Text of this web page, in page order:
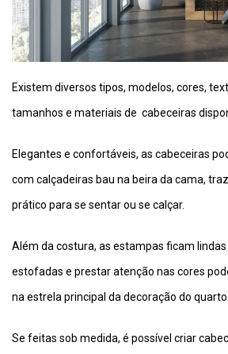
Existem diversos tipos, modelos, cores,
tamanhos e materiais de cabeceiras
Elegantes e confortáveis, as cabeceiras
com calçadeiras bau na beira da cama,
prático para se sentar ou se calçar.
Além da costura, as estampas ficam
estofadas e prestar atenção nas cores
na estrela principal da decoração do quarto.
Se feitas sob medida, é possível criar